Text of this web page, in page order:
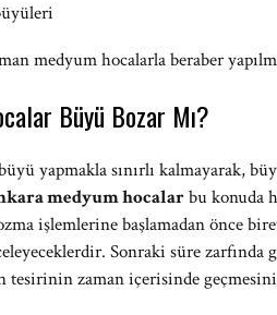
medyum hocalarla beraber
Büyü Bozar Mı?
yapmakla sınırlı kalmayarak,
medyum hocalarbu konuda
işlemlerine başlamadan önce
Sonraki süre zarfında
zaman içerisinde geçmesini